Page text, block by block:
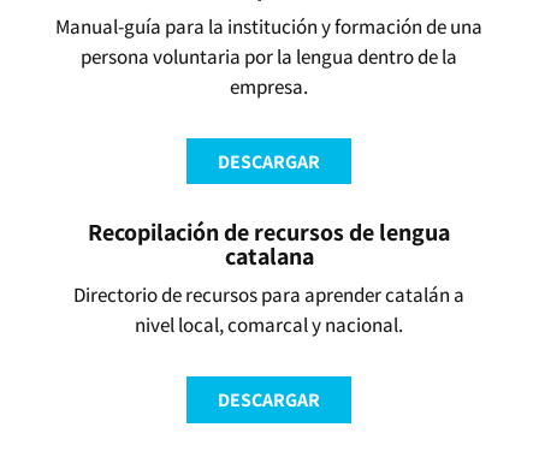
Manual-guía para la institución y formación de una
persona voluntaria por la lengua dentro de la
empresa.
DESCARGAR
Recopilación de recursos de lengua
catalana
Directorio de recursos para aprender catalán a
nivel local, comarcal y nacional.
DESCARGAR